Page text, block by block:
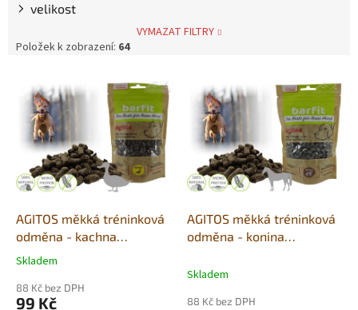
velikost
VYMAZAT FILTRY
Položek k zobrazení: 64
AGITOS měkká tréninková
odměna - kachna
monoprotein 350g
Průměrné
produktu
Skladem
88 Kč bez DPH
99 Kč
AGITOS měkká tréninková
odměna - konina
Skladem
88 Kč bez DPH